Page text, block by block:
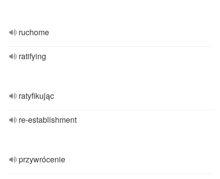
ruchome
ratifying
ratyfikując
re-establishment
przywrócenie